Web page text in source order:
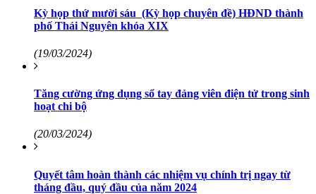
Kỳ họp thứ mười sáu (Kỳ họp chuyên đề) HĐND thành
phố Thái Nguyên khóa XIX
(19/03/2024)
Tăng cường ứng dụng sổ tay đảng viên điện tử trong sinh
hoạt chi bộ
(20/03/2024)
Quyết tâm hoàn thành các nhiệm vụ chính trị ngay từ
tháng đầu, quý đầu của năm 2024